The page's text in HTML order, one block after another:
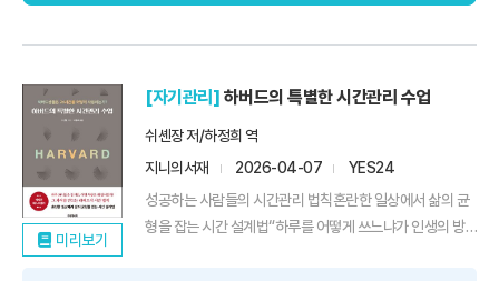
미리보기
[자기관리] 하버드의 특별한 시간관리 수업
쉬셴장 저/하정희 역
지니의서재
2026-04-07
YES24
성공하는 사람들의 시간관리 법칙혼란한 일상에서 삶의 균
형을 잡는 시간 설계법“하루를 어떻게 쓰느냐가 인생의 방